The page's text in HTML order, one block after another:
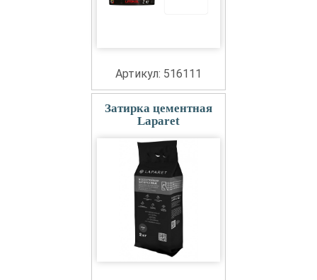
Артикул: 516111
Затирка цементная
Laparet